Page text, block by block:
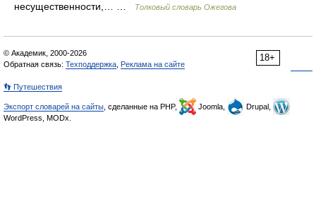
несущественности,… …
Толковый словарь Ожегова
18+
© Академик, 2000-2026
Обратная связь: Техподдержка Реклама на сайте
👣 Путешествия
Экспорт словарей на сайты , сделанные на PHP, Joomla,
Drupal,
WordPress, MODx.